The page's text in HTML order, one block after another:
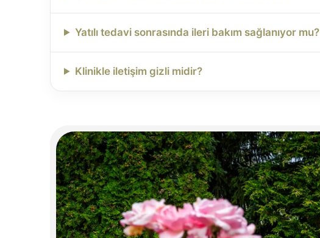
Yatılı tedavi sonrasında ileri bakım sağlanıyor mu?
Klinikle iletişim gizli midir?